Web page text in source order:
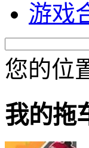
游戏
您的位
我的拖